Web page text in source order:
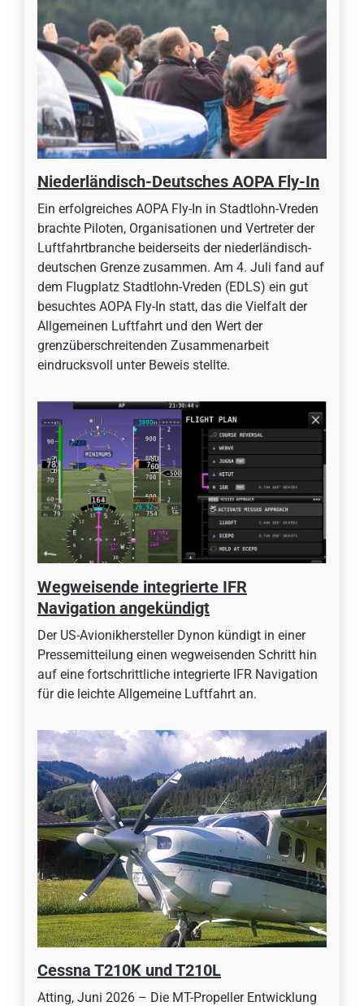
Niederländisch-Deutsches AOPA Fly-In
Ein erfolgreiches AOPA Fly-In in Stadtlohn-Vreden
brachte Piloten, Organisationen und Vertreter der
Luftfahrtbranche beiderseits der niederländisch-
deutschen Grenze zusammen. Am 4. Juli fand auf
dem Flugplatz Stadtlohn-Vreden (EDLS) ein gut
besuchtes AOPA Fly-In statt, das die Vielfalt der
Allgemeinen Luftfahrt und den Wert der
grenzüberschreitenden Zusammenarbeit
eindrucksvoll unter Beweis stellte.
Wegweisende integrierte IFR
Navigation angekündigt
Der US-Avionikhersteller Dynon kündigt in einer
Pressemitteilung einen wegweisenden Schritt hin
auf eine fortschrittliche integrierte IFR Navigation
für die leichte Allgemeine Luftfahrt an.
Cessna T210K und T210L
Atting, Juni 2026 – Die MT-Propeller Entwicklung